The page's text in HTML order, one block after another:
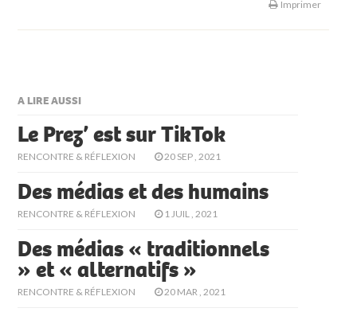
Imprimer
A LIRE AUSSI
Le Prez’ est sur TikTok
RENCONTRE & RÉFLEXION 20 SEP , 2021
Des médias et des humains
RENCONTRE & RÉFLEXION 1 JUIL , 2021
Des médias « traditionnels
» et « alternatifs »
RENCONTRE & RÉFLEXION 20 MAR , 2021